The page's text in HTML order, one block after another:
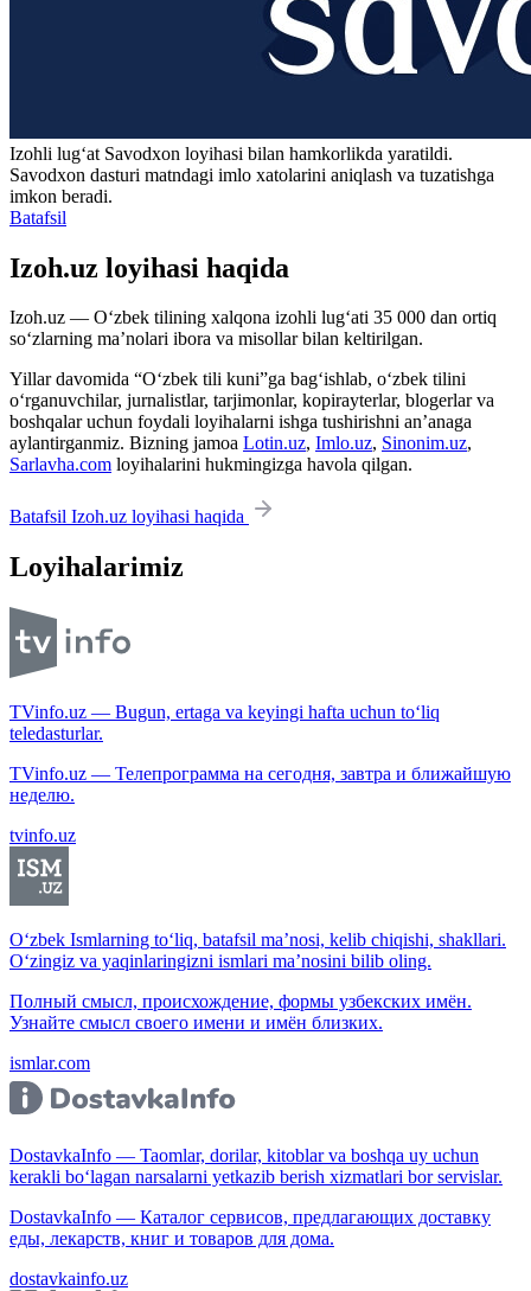
Izohli lugʻat Savodxon loyihasi bilan hamkorlikda yaratildi.
Savodxon dasturi matndagi imlo xatolarini aniqlash va tuzatishga
imkon beradi.
Batafsil
Izoh.uz loyihasi haqida
Izoh.uz — O‘zbek tilining xalqona izohli lug‘ati 35 000 dan ortiq
so‘zlarning ma’nolari ibora va misollar bilan keltirilgan.
Yillar davomida “O‘zbek tili kuni”ga bag‘ishlab, o‘zbek tilini
o‘rganuvchilar, jurnalistlar, tarjimonlar, kopirayterlar, blogerlar va
boshqalar uchun foydali loyihalarni ishga tushirishni an’anaga
aylantirganmiz. Bizning jamoa Lotin.uz, Imlo.uz, Sinonim.uz,
Sarlavha.com loyihalarini hukmingizga havola qilgan.
Batafsil Izoh.uz loyihasi haqida
Loyihalarimiz
TVinfo.uz — Bugun, ertaga va keyingi hafta uchun to‘liq
teledasturlar.
TVinfo.uz — Телепрограмма на сегодня, завтра и ближайшую
неделю.
tvinfo.uz
O‘zbek Ismlarning to‘liq, batafsil ma’nosi, kelib chiqishi, shakllari.
O‘zingiz va yaqinlaringizni ismlari ma’nosini bilib oling.
Полный смысл, происхождение, формы узбекских имён.
Узнайте смысл своего имени и имён близких.
ismlar.com
DostavkaInfo — Taomlar, dorilar, kitoblar va boshqa uy uchun
kerakli bo‘lagan narsalarni yetkazib berish xizmatlari bor servislar.
DostavkaInfo — Каталог сервисов, предлагающих доставку
еды, лекарств, книг и товаров для дома.
dostavkainfo.uz